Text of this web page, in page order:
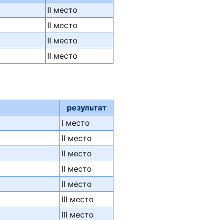
II место
II место
II место
II место
результат
I место
II место
II место
II место
II место
III место
III место